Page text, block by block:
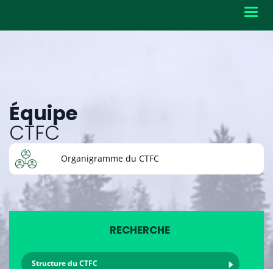
Équipe
CTFC
Organigramme du CTFC
RECHERCHE
Structure du CTFC